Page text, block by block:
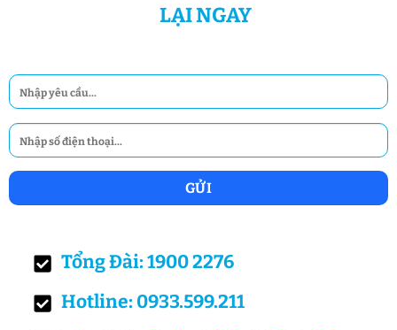
LẠI NGAY
Tổng Đài: 1900 2276
Hotline: 0933.599.211